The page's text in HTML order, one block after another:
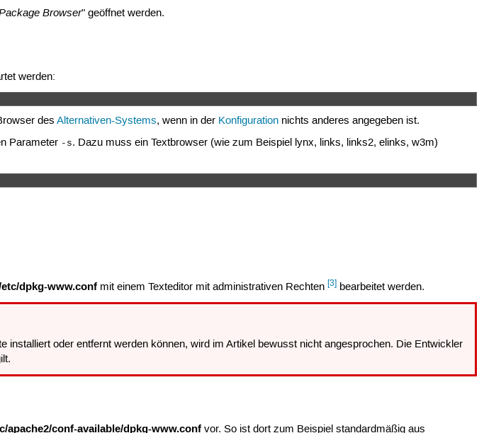
Browser" geöffnet werden.
werden:
desAlternativen-Systems, wenn in der Konfiguration nichts anderes angegeben ist.
Parameter -s. Dazu muss ein Textbrowser (wie zum Beispiel lynx, links, links2, elinks, w3m)
dpkg-www.conf mit einem Texteditor mit administrativen Rechten[3] bearbeitet werden.
oder entfernt werden können, wird im Artikel bewusst nicht angesprochen. Die Entwickler
apache2/conf-available/dpkg-www.conf vor. So ist dort zum Beispiel standardmäßig aus